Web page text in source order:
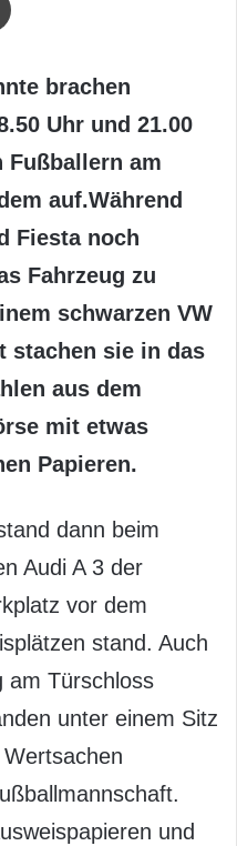
brachen
Uhr und 21.00
Fußballern am
auf.Während
Fiesta noch
Fahrzeug zu
schwarzen VW
stachen sie in das
aus dem
mit etwas
Papieren.
dann beim
Audi A 3 der
vor dem
stand. Auch
am Türschloss
unter einem Sitz
und